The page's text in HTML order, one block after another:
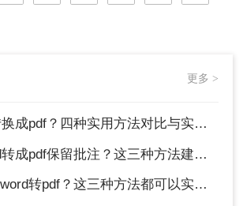
个职场人士和学
Word内置了转换
word怎么转pdf
更多 >
？四种实用方法对比与实操指南（附详细表格）！
pdf保留批注？这三种方法建议收藏！
转pdf？这三种方法都可以实现批量转换